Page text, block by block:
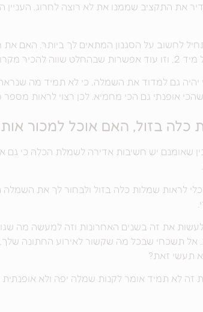
את התקציב שממנו את לא רוצה לחרוג. העניין
לחשוב על הסגנון המתאים לך ביותר. האם
מקרוב.
יהיה גם למדוד את השמלה, כי לא תמיד מה
אופנתי גם הכי מחמיא. לכן רצוי לראות מספר
בזול, האם אוכל למכור
שאומנם יש חשיבות אדירה לשמלת הכלה כי
לראות שמלות כלה בזול ולבחור לך את השמלה
את זה בשנים האחרונות וזה למעשה מה
תשכחי שבכל מה שקשור לאירוע החתונה שלך,
תעשי זאת?
זה לא תמיד אומר לקנות שמלה יפה ולא